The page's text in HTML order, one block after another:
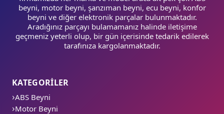
beyni, motor beyni, şanzıman beyni, ecu beyni, konfor
beyni ve diğer elektronik parçalar bulunmaktadır.
Aradığınız parçayı bulamamanız halinde iletişime
geçmeniz yeterli olup, bir gün içerisinde tedarik edilerek
tarafınıza kargolanmaktadır.
KATEGORİLER
ABS Beyni
Motor Beyni